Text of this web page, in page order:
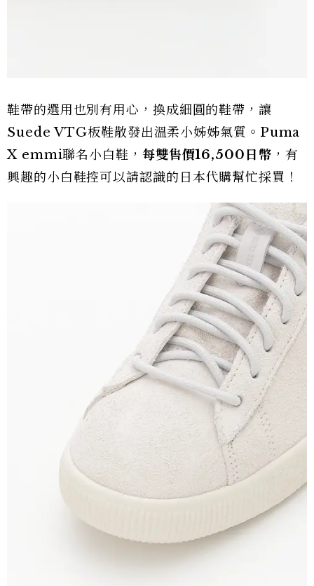
鞋帶的選用也別有用心，換成細圓的鞋帶，讓
Suede VTG板鞋散發出溫柔小姊姊氣質。Puma
X emmi聯名小白鞋， 每雙售價16,500日幣 ，有
興趣的小白鞋控可以請認識的日本代購幫忙採買！